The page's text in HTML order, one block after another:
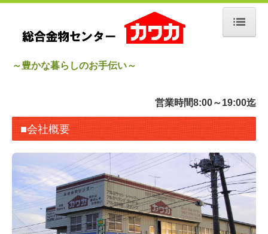
会社沿革
会社案内地図
取り扱い商品
施工事例
～豊かな暮らしのお手伝い～
営業時間8:00～19:00迄
■会社概要